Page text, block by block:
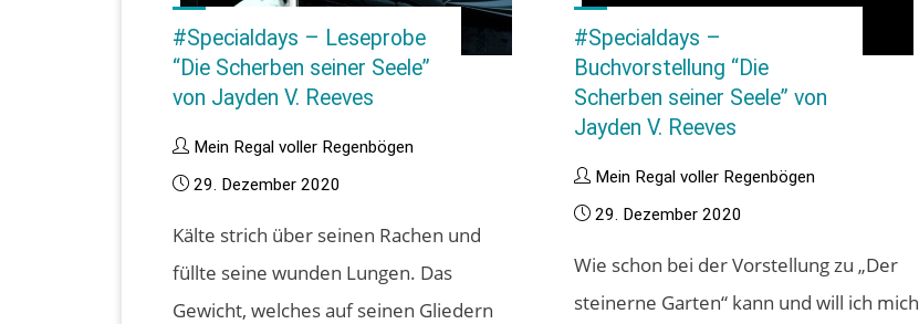
#Specialdays – Leseprobe
“Die Scherben seiner Seele”
von Jayden V. Reeves
Mein Regal voller Regenbögen
29. Dezember 2020
Kälte strich über seinen Rachen und
füllte seine wunden Lungen. Das
Gewicht, welches auf seinen Gliedern
#Specialdays –
Buchvorstellung “Die
Scherben seiner Seele” von
Jayden V. Reeves
Mein Regal voller Regenbögen
29. Dezember 2020
Wie schon bei der Vorstellung zu „Der
steinerne Garten“ kann und will ich mich